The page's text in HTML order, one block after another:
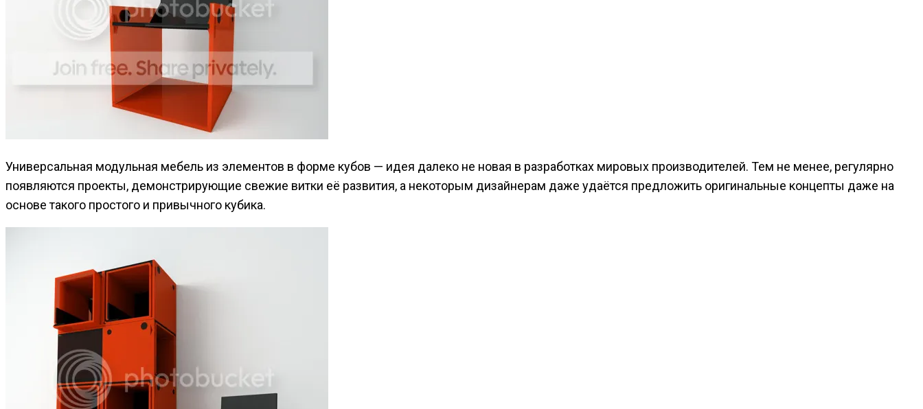
Универсальная модульная мебель из элементов в форме кубов — идея далеко не новая в разработках мировых производителей. Тем не менее, регулярно
появляются проекты, демонстрирующие свежие витки её развития, а некоторым дизайнерам даже удаётся предложить оригинальные концепты даже на
основе такого простого и привычного кубика.